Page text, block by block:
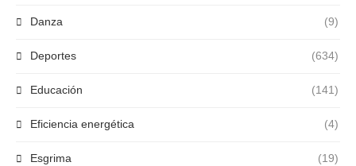
Danza (9)
Deportes (634)
Educación (141)
Eficiencia energética (4)
Esgrima (19)